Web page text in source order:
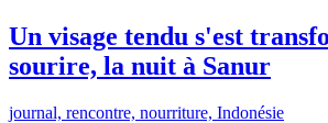
Un visage tendu s'est
sourire, la nuit à Sanur
journal, rencontre, nourriture, Indonésie